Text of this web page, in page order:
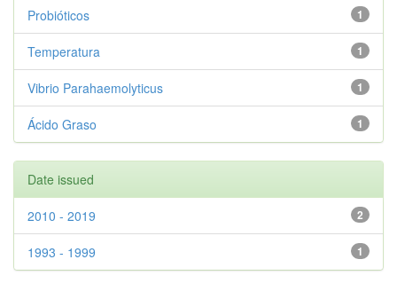
1
Probióticos
1
Temperatura
1
Vibrio Parahaemolyticus
1
Ácido Graso
Date issued
2
2010 - 2019
1
1993 - 1999